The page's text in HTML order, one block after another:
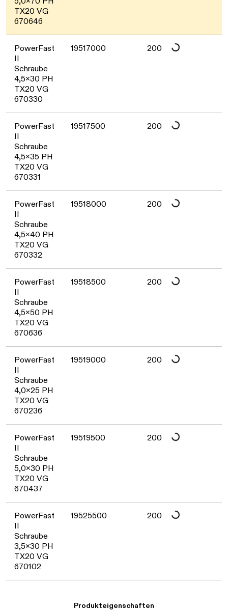
TX20 VG
670646
PowerFast
II
Schraube
4,5x30 PH
TX20 VG
670330
19517000 200 Daten werden geladen. Bitte warten...
PowerFast
II
Schraube
4,5x35 PH
TX20 VG
670331
19517500 200 Daten werden geladen. Bitte warten...
PowerFast
II
Schraube
4,5x40 PH
TX20 VG
670332
19518000 200 Daten werden geladen. Bitte warten...
PowerFast
II
Schraube
4,5x50 PH
TX20 VG
670636
19518500 200 Daten werden geladen. Bitte warten...
PowerFast
II
Schraube
4,0x25 PH
TX20 VG
670236
19519000 200 Daten werden geladen. Bitte warten...
PowerFast
II
Schraube
5,0x30 PH
TX20 VG
670437
19519500 200 Daten werden geladen. Bitte warten...
PowerFast
II
Schraube
3,5x30 PH
TX20 VG
670102
19525500 200 Daten werden geladen. Bitte warten...
Produkteigenschaften